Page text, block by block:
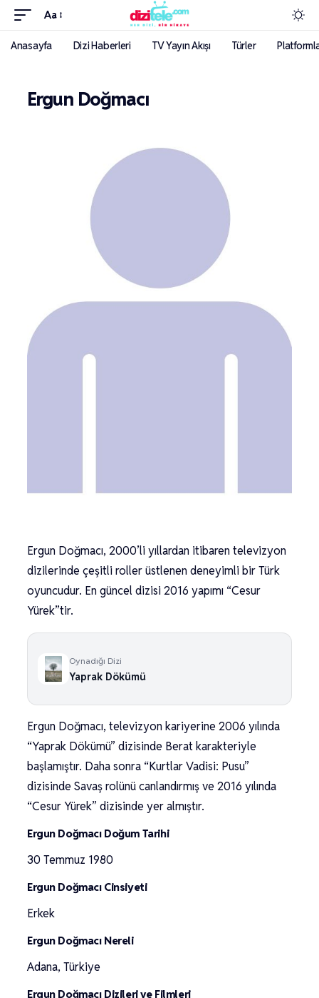
Aa
Anasayfa Dizi Haberleri TV Yayın Akışı Türler
Ergun Doğmacı
Ergun Doğmacı, 2000’li yıllardan itibaren televizyon
dizilerinde çeşitli roller üstlenen deneyimli bir Türk
oyuncudur. En güncel dizisi 2016 yapımı “Cesur
Yürek”tir.
Oynadığı Dizi
Yaprak Dökümü
Ergun Doğmacı, televizyon kariyerine 2006 yılında
“Yaprak Dökümü” dizisinde Berat karakteriyle
başlamıştır. Daha sonra “Kurtlar Vadisi: Pusu”
dizisinde Savaş rolünü canlandırmış ve 2016 yılında
“Cesur Yürek” dizisinde yer almıştır.
Ergun Doğmacı Doğum Tarihi
30 Temmuz 1980
Ergun Doğmacı Cinsiyeti
Erkek
Ergun Doğmacı Nereli
Adana, Türkiye
Ergun Doğmacı Dizileri ve Filmleri